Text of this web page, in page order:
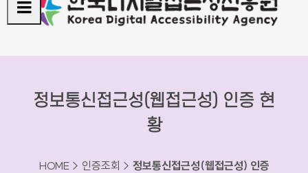
정보통신접근성(웹접근성) 인증 현
황
HOME > 인증조회 > 정보통신접근성(웹접근성) 인증